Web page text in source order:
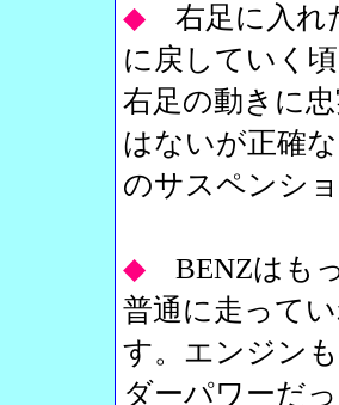
◆ 右足に入れ
に戻していく
右足の動きに
はないが正確
のサスペンシ
◆ BENZはも
普通に走って
す。エンジン
ダーパワーだ